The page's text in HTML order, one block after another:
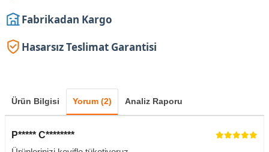
Fabrikadan Kargo
Hasarsız Teslimat Garantisi
Ürün Bilgisi Yorum (2) Analiz Raporu
P***** C********